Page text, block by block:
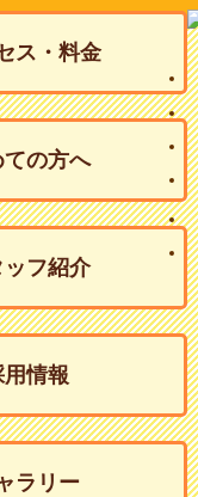
ス・料金
ての方へ
ッフ紹介
用情報
ラリー